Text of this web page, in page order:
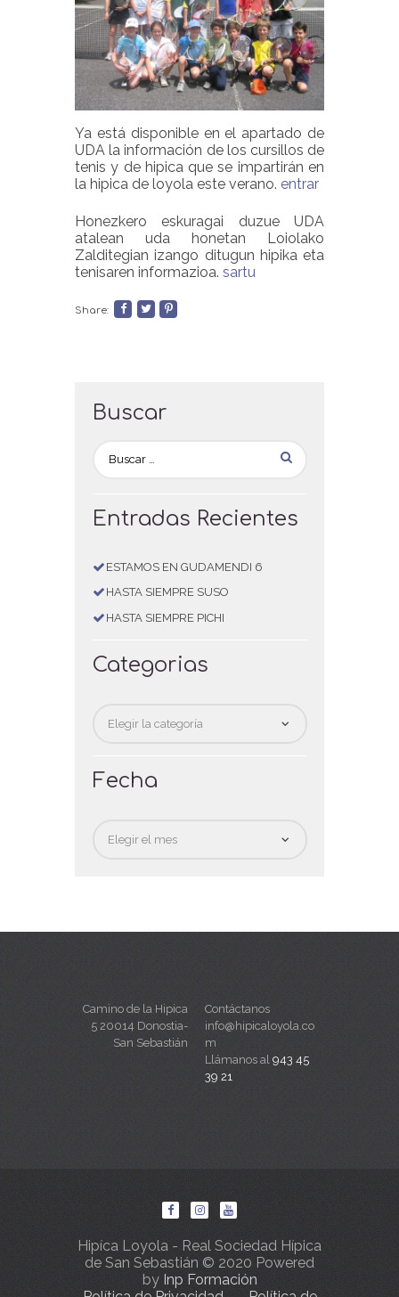
Ya está disponible en el apartado de
UDA la información de los cursillos de
tenis y de hipica que se impartirán en
la hipica de loyola este verano. entrar
Honezkero eskuragai duzue UDA
atalean uda honetan Loiolako
Zalditegian izango ditugun hipika eta
tenisaren informazioa. sartu
Share:
Buscar
Entradas Recientes
ESTAMOS EN GUDAMENDI 6
HASTA SIEMPRE SUSO
HASTA SIEMPRE PICHI
Categorias
Fecha
Camino de la Hipica
5 20014 Donostia-
San Sebastián
Contáctanos
info@hipicaloyola.co
m
Llámanos al 943 45
39 21
Hipíca Loyola - Real Sociedad Hípica
de San Sebastián © 2020 Powered
by Inp Formación